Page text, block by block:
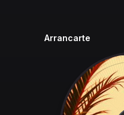
Arrancarte